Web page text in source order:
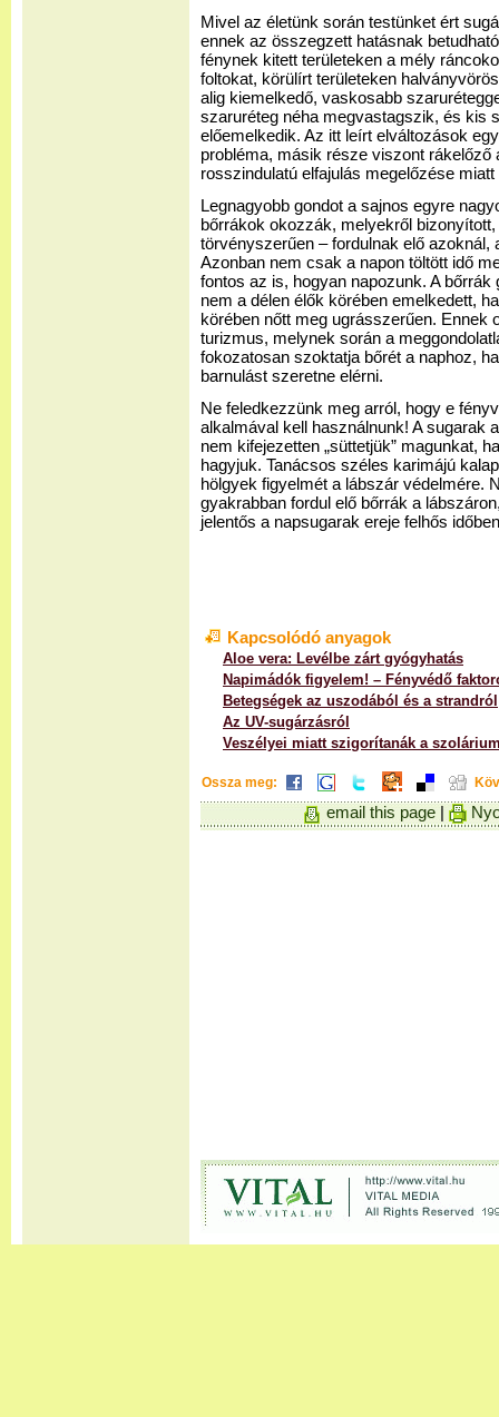
Mivel az életünk során testünket ért
ennek az összegzett hatásnak
fénynek kitett területeken a mély
foltokat, körülírt területeken
alig kiemelkedő, vaskosabb
szaruréteg néha megvastagszik, és kis
előemelkedik. Az itt leírt elváltozások
probléma, másik része viszont rákelőző
rosszindulatú elfajulás megelőzése miatt
Legnagyobb gondot a sajnos egyre
bőrrákok okozzák, melyekről
törvényszerűen – fordulnak elő azoknál,
Azonban nem csak a napon töltött idő
fontos az is, hogyan napozunk. A
nem a délen élők körében emelkedett,
körében nőtt meg ugrásszerűen. Ennek
turizmus, melynek során a
fokozatosan szoktatja bőrét a naphoz,
barnulást szeretne elérni.
Ne feledkezzünk meg arról, hogy e
alkalmával kell használnunk! A sugarak
nem kifejezetten „süttetjük” magunkat,
hagyjuk. Tanácsos széles karimájú
hölgyek figyelmét a lábszár védelmére.
gyakrabban fordul elő bőrrák a
jelentős a napsugarak ereje felhős
Kapcsolódó anyagok
Aloe vera: Levélbe zárt gyógyhatás
Napimádók figyelem! – Fényvédő
Betegségek az uszodából és a strandról
Az UV-sugárzásról
Veszélyei miatt szigorítanák a
Ossza meg:
email this page